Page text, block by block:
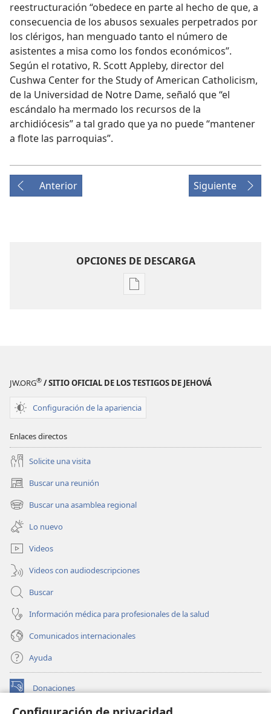
reestructuración “obedece en parte al hecho de que, a
consecuencia de los abusos sexuales perpetrados por
los clérigos, han menguado tanto el número de
asistentes a misa como los fondos económicos”.
Según el rotativo, R. Scott Appleby, director del
Cushwa Center for the Study of American Catholicism,
de la Universidad de Notre Dame, señaló que “el
escándalo ha mermado los recursos de la
archidiócesis” a tal grado que ya no puede “mantener
a flote las parroquias”.
Anterior Siguiente
OPCIONES DE DESCARGA
Opciones
8
enero
de 2005
JW.ORG® / SITIO OFICIAL DE LOS TESTIGOS DE JEHOVÁ
Configuración de la apariencia
Enlaces directos
Solicite una visita
Buscar una reunión
(abre
una
nueva
ventana)
Buscar una asamblea regional
(abre
una
nueva
ventana)
Lo nuevo
Videos
Videos con audiodescripciones
Buscar
Información médica para profesionales de la salud
Comunicados internacionales
Ayuda
Donaciones
(abre